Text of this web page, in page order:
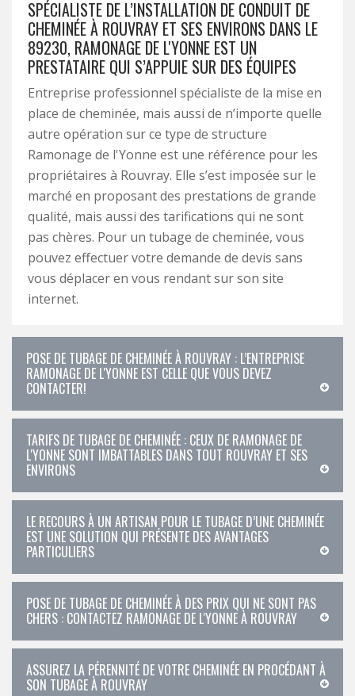
SPÉCIALISTE DE L’INSTALLATION DE CONDUIT DE
CHEMINÉE À ROUVRAY ET SES ENVIRONS DANS LE
89230, RAMONAGE DE L'YONNE EST UN
PRESTATAIRE QUI S’APPUIE SUR DES ÉQUIPES
Entreprise professionnel spécialiste de la mise en
place de cheminée, mais aussi de n’importe quelle
autre opération sur ce type de structure
Ramonage de l'Yonne est une référence pour les
propriétaires à Rouvray. Elle s’est imposée sur le
marché en proposant des prestations de grande
qualité, mais aussi des tarifications qui ne sont
pas chères. Pour un tubage de cheminée, vous
pouvez effectuer votre demande de devis sans
vous déplacer en vous rendant sur son site
internet.
POSE DE TUBAGE DE CHEMINÉE À ROUVRAY : L’ENTREPRISE
RAMONAGE DE L'YONNE EST CELLE QUE VOUS DEVEZ
CONTACTER!
TARIFS DE TUBAGE DE CHEMINÉE : CEUX DE RAMONAGE DE
L'YONNE SONT IMBATTABLES DANS TOUT ROUVRAY ET SES
ENVIRONS
LE RECOURS À UN ARTISAN POUR LE TUBAGE D’UNE CHEMINÉE
EST UNE SOLUTION QUI PRÉSENTE DES AVANTAGES
PARTICULIERS
POSE DE TUBAGE DE CHEMINÉE À DES PRIX QUI NE SONT PAS
CHERS : CONTACTEZ RAMONAGE DE L'YONNE À ROUVRAY
ASSUREZ LA PÉRENNITÉ DE VOTRE CHEMINÉE EN PROCÉDANT À
SON TUBAGE À ROUVRAY